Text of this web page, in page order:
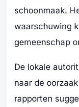
schoonmaak.
waarschuwing
gemeenschap
De lokale
naar de
rapporten